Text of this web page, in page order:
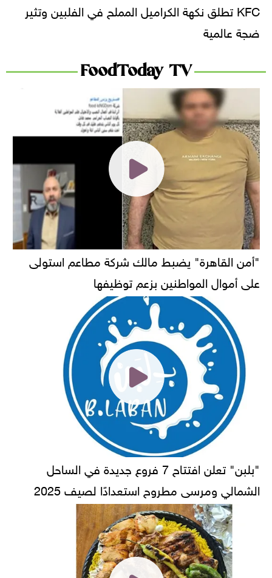
KFC تطلق نكهة الكراميل المملح في الفلبين وتثير
ضجة عالمية
FoodToday TV
"أمن القاهرة" يضبط مالك شركة مطاعم استولى
على أموال المواطنين بزعم توظيفها
"بلبن" تعلن افتتاح 7 فروع جديدة في الساحل
الشمالي ومرسى مطروح استعدادًا لصيف 2025